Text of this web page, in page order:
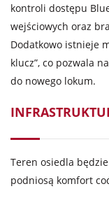
kontroli dostępu
wejściowych oraz
Dodatkowo istnieje
klucz”, co pozwala
do nowego lokum.
Teren osiedla
podniosą komfort